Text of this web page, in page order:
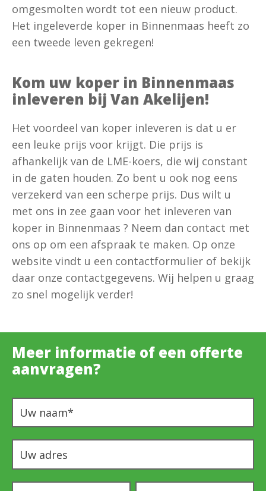
omgesmolten wordt tot een nieuw product.
Het ingeleverde koper in Binnenmaas heeft zo
een tweede leven gekregen!
Kom uw koper in Binnenmaas
inleveren bij Van Akelijen!
Het voordeel van koper inleveren is dat u er
een leuke prijs voor krijgt. Die prijs is
afhankelijk van de LME-koers, die wij constant
in de gaten houden. Zo bent u ook nog eens
verzekerd van een scherpe prijs. Dus wilt u
met ons in zee gaan voor het inleveren van
koper in Binnenmaas ? Neem dan contact met
ons op om een afspraak te maken. Op onze
website vindt u een contactformulier of bekijk
daar onze contactgegevens. Wij helpen u graag
zo snel mogelijk verder!
Meer informatie of een offerte
aanvragen?